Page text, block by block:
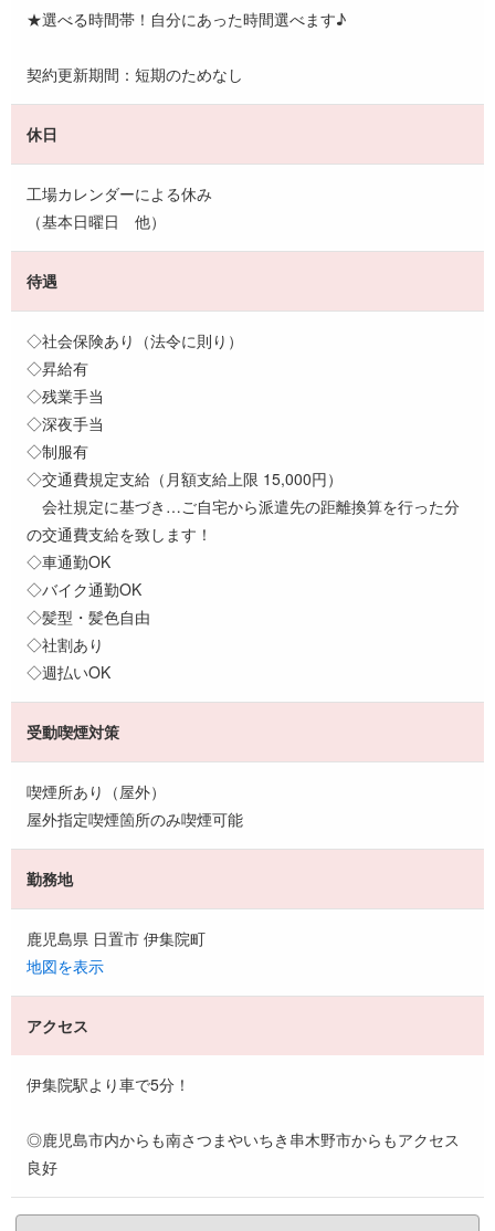
★選べる時間帯！自分にあった時間選べます♪
契約更新期間：短期のためなし
休日
工場カレンダーによる休み
（基本日曜日 他）
待遇
◇社会保険あり（法令に則り）
◇昇給有
◇残業手当
◇深夜手当
◇制服有
◇交通費規定支給（月額支給上限 15,000円）
会社規定に基づき…ご自宅から派遣先の距離換算を行った分
の交通費支給を致します！
◇車通勤OK
◇バイク通勤OK
◇髪型・髪色自由
◇社割あり
◇週払いOK
受動喫煙対策
喫煙所あり（屋外）
屋外指定喫煙箇所のみ喫煙可能
勤務地
鹿児島県 日置市 伊集院町
地図を表示
アクセス
伊集院駅より車で5分！
◎鹿児島市内からも南さつまやいちき串木野市からもアクセス
良好